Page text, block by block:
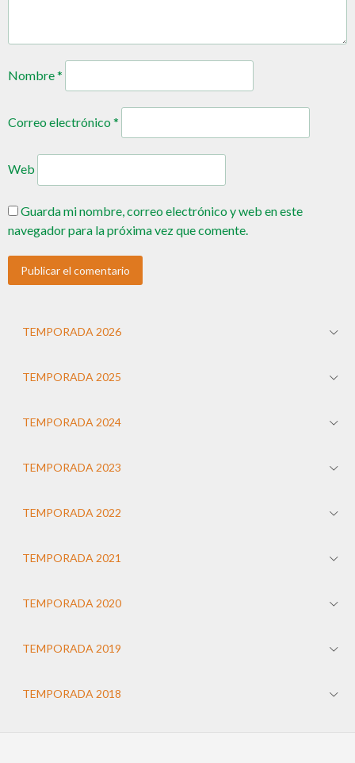
Nombre*
Correo electrónico*
Web
Guarda mi nombre, correo electrónico y web en este
navegador para la próxima vez que comente.
TEMPORADA 2026
TEMPORADA 2025
TEMPORADA 2024
TEMPORADA 2023
TEMPORADA 2022
TEMPORADA 2021
TEMPORADA 2020
TEMPORADA 2019
TEMPORADA 2018